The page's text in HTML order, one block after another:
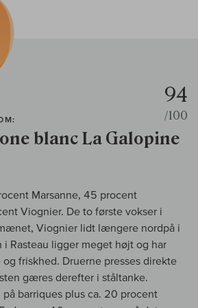
blanc La Galopine
94
/100
Marsanne, 45 procent
Viognier. De to første vokser i
Viognier lidt længere nordpå i
Rasteau ligger meget højt og har
og friskhed. Druerne presses direkte
gæres derefter i ståltanke.
barriques plus ca. 20 procent